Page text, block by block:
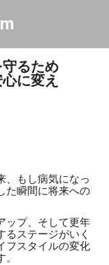
に移動
るため
に変え
、もし病気になっ
た瞬間に将来への
ップ、そして更年
るステージがいく
フスタイルの変化